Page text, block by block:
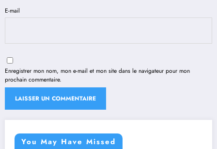
E-mail
Enregistrer mon nom, mon e-mail et mon site dans le navigateur pour mon
prochain commentaire.
You May Have Missed